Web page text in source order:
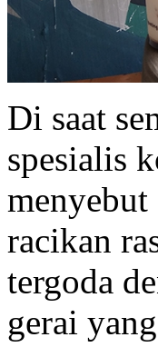
Di saat
spesialis
racikan
tergoda
gerai